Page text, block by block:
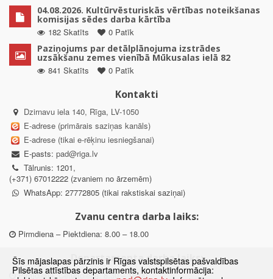
04.08.2026. Kultūrvēsturiskās vērtības noteikšanas
komisijas sēdes darba kārtība
182 Skatīts
0 Patīk
Paziņojums par detālplānojuma izstrādes
uzsākšanu zemes vienībā Mūkusalas ielā 82
841 Skatīts
0 Patīk
Kontakti
Dzirnavu iela 140, Rīga, LV-1050
E-adrese (primārais saziņas kanāls)
E-adrese (tikai e-rēķinu iesniegšanai)
E-pasts: pad@riga.lv
Tālrunis: 1201,
(+371) 67012222 (zvaniem no ārzemēm)
WhatsApp: 27772805 (tikai rakstiskai saziņai)
Zvanu centra darba laiks:
Pirmdiena – Piektdiena: 8.00 – 18.00
Departamenta darba laiks:
Pirmdiena, Ceturtdiena: 8.30 – 18.00
Šīs mājaslapas pārzinis ir Rīgas valstspilsētas pašvaldības
Pilsētas attīstības departaments, kontaktinformācija: